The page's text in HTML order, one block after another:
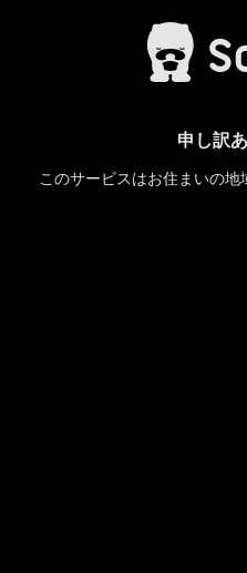
申し訳
このサービスはお住まいの地